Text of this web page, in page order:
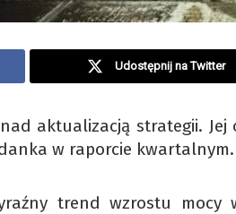
Udostępnij na Twitter
aktualizacją strategii.
w raporcie kwartalnym.
trend wzrostu mocy